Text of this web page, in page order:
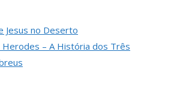
l e
Jesus no Deserto
Herodes – A História dos Três